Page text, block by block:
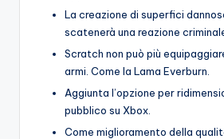
La creazione di superfici
scatenerà una reazione
Scratch non può più
armi. Come la Lama Everburn.
Aggiunta l’opzione per
pubblico su Xbox.
Come miglioramento della